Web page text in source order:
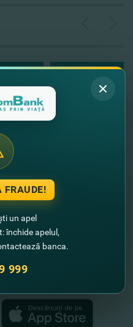
este membră a
a Depozitelor
Moldova
FRAUDE!
un apel
închide apelul,
banca.
999